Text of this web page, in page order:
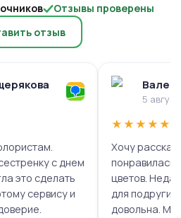
Отзывы проверены
отзыв
с днем
это сделать
сервису и
5
★★★★★
Хочу
понравилась
цветов.
для подруги,
довольна.